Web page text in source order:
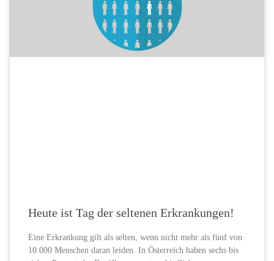
Heute ist Tag der seltenen Erkrankungen!
Eine Erkrankung gilt als selten, wenn nicht mehr als fünf von
10.000 Menschen daran leiden. In Österreich haben sechs bis